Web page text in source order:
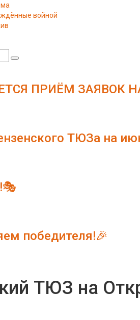
войной
ПРИЁМ ЗАЯВОК
ТЮЗа на
победителя!🎉
ТЮЗ на